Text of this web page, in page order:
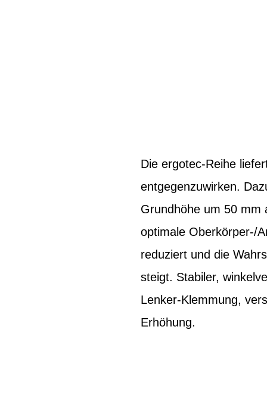
Die ergotec-Reihe
entgegenzuwirken.
Grundhöhe um 50 mm
optimale Oberkörper-/
reduziert und die
steigt. Stabiler,
Lenker-Klemmung,
Erhöhung.